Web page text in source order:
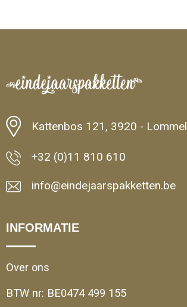
Kattenbos 121, 3920 - Lommel
+32 (0)11 810 610
info@eindejaarspakketten.be
INFORMATIE
Over ons
BTW nr: BE0474 499 155